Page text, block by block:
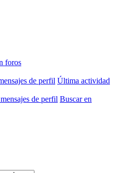
foros
de perfil Última actividad
de perfil Buscar en